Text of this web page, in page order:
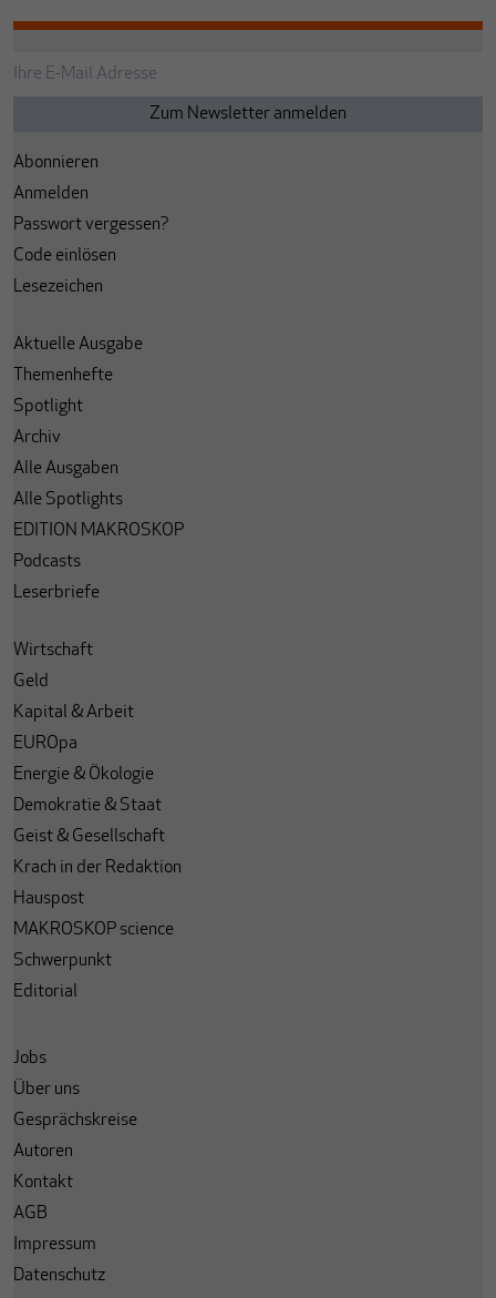
Abonnieren
Anmelden
Passwort vergessen?
Code einlösen
Lesezeichen
Aktuelle Ausgabe
Themenhefte
Spotlight
Archiv
Alle Ausgaben
Alle Spotlights
EDITION MAKROSKOP
Podcasts
Leserbriefe
Wirtschaft
Geld
Kapital & Arbeit
EUROpa
Energie & Ökologie
Demokratie & Staat
Geist & Gesellschaft
Krach in der Redaktion
Hauspost
MAKROSKOP science
Schwerpunkt
Editorial
Jobs
Über uns
Gesprächskreise
Autoren
Kontakt
AGB
Impressum
Datenschutz